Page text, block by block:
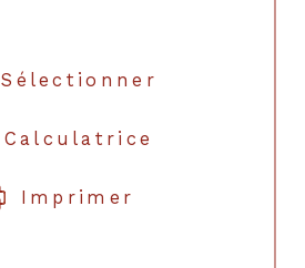
Sélectionner
Calculatrice
Imprimer